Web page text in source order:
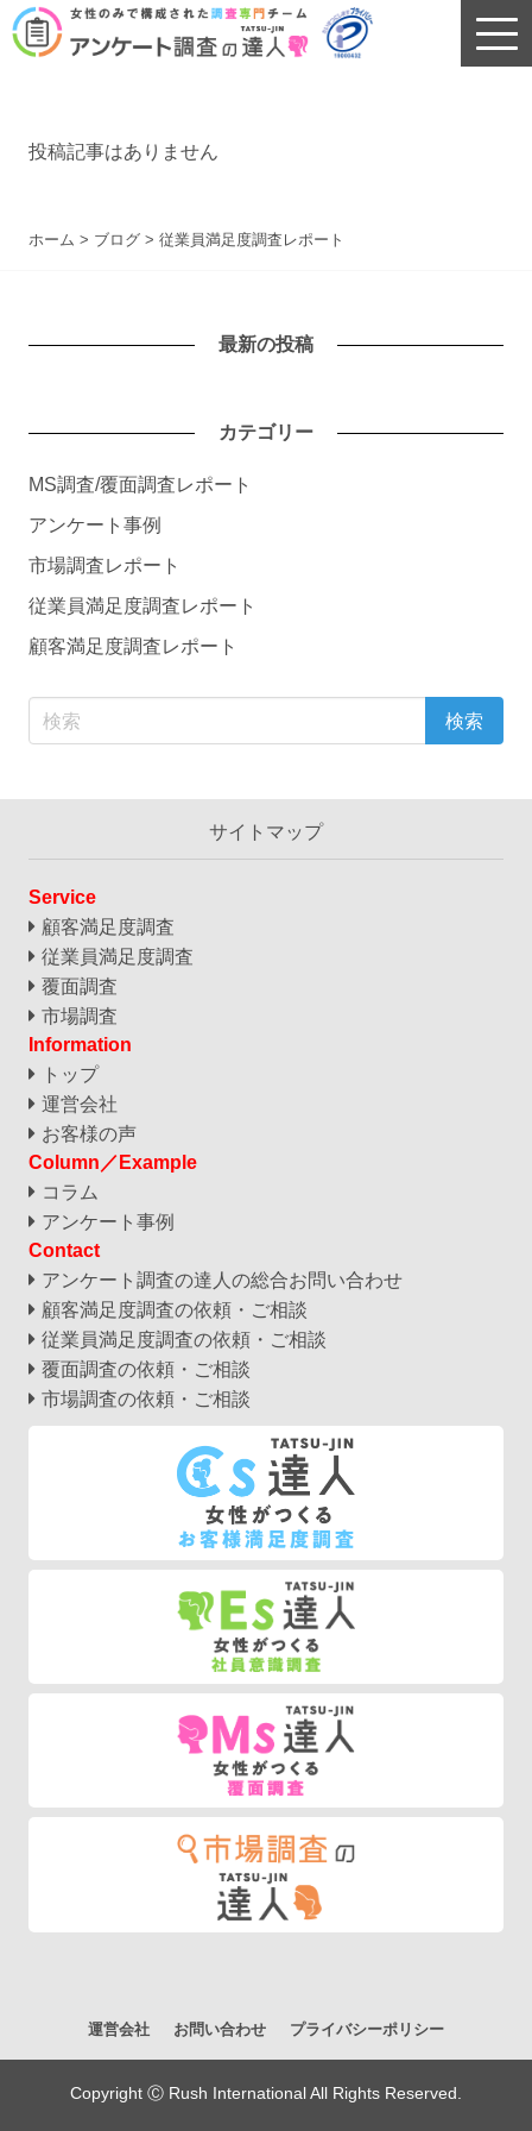
投稿記事はありません
ホーム > ブログ > 従業員満足度調査レポート
最新の投稿
カテゴリー
MS調査/覆面調査レポート
アンケート事例
市場調査レポート
従業員満足度調査レポート
顧客満足度調査レポート
サイトマップ
Service
顧客満足度調査
従業員満足度調査
覆面調査
市場調査
Information
トップ
運営会社
お客様の声
Column／Example
コラム
アンケート事例
Contact
アンケート調査の達人の総合お問い合わせ
顧客満足度調査の依頼・ご相談
従業員満足度調査の依頼・ご相談
覆面調査の依頼・ご相談
市場調査の依頼・ご相談
運営会社 お問い合わせ プライバシーポリシー
Copyright Ⓒ Rush International All Rights Reserved.